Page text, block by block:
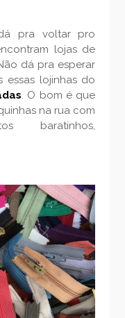
pra voltar pro
lojas de
dá pra esperar
essas lojinhas do
. O bom é que
na rua com
baratinhos,